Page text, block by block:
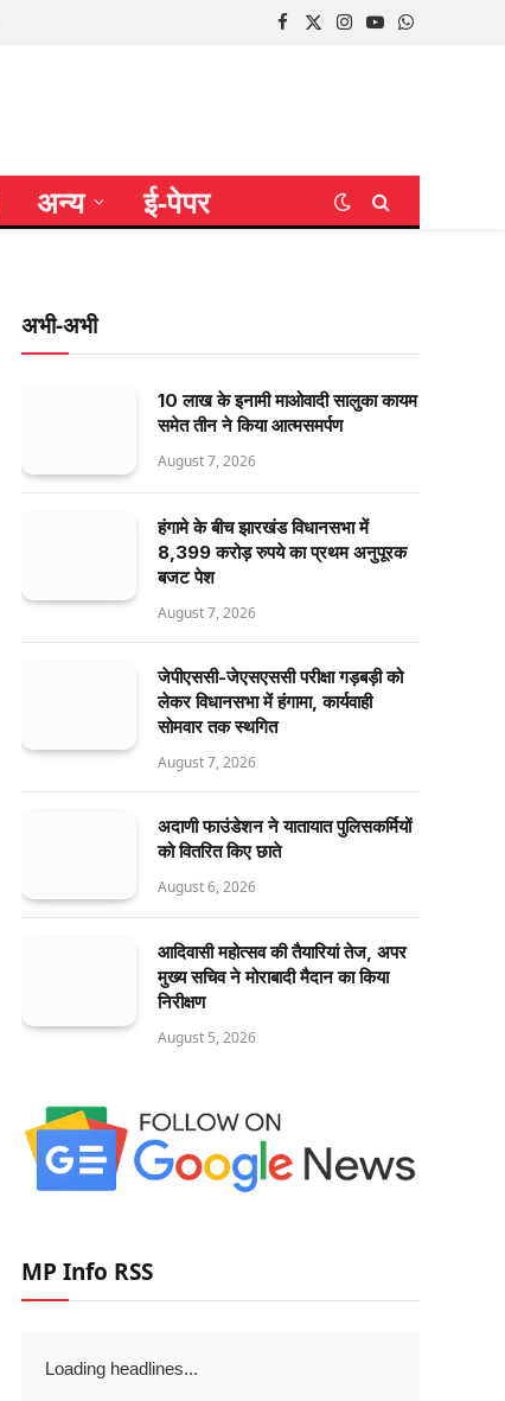
Facebook
X
Instagram
YouTubeWhatsApp
अन्य ई-पेपर
अभी-अभी
10 लाख के इनामी माओवादी सालुका कायम
समेत तीन ने किया आत्मसमर्पण
August 7, 2026
हंगामे के बीच झारखंड विधानसभा में
8,399 करोड़ रुपये का प्रथम अनुपूरक
बजट पेश
August 7, 2026
जेपीएससी-जेएसएससी परीक्षा गड़बड़ी को
लेकर विधानसभा में हंगामा, कार्यवाही
सोमवार तक स्थगित
August 7, 2026
अदाणी फाउंडेशन ने यातायात पुलिसकर्मियों
को वितरित किए छाते
August 6, 2026
आदिवासी महोत्सव की तैयारियां तेज, अपर
मुख्य सचिव ने मोराबादी मैदान का किया
निरीक्षण
August 5, 2026
MP Info RSS
Loading headlines...